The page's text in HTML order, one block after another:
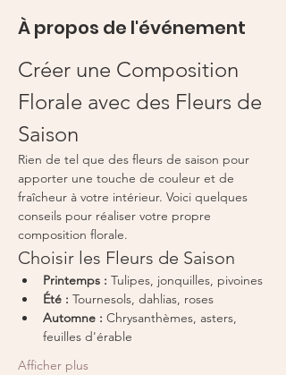
À propos de l'événement
Créer une Composition
Florale avec des Fleurs de
Saison
Rien de tel que des fleurs de saison pour
apporter une touche de couleur et de
fraîcheur à votre intérieur. Voici quelques
conseils pour réaliser votre propre
composition florale.
Choisir les Fleurs de Saison
Printemps : Tulipes, jonquilles, pivoines
Été : Tournesols, dahlias, roses
Automne : Chrysanthèmes, asters,
feuilles d'érable
Afficher plus